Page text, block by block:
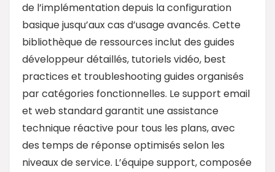
de l’implémentation depuis la configuration
basique jusqu’aux cas d’usage avancés. Cette
bibliothèque de ressources inclut des guides
développeur détaillés, tutoriels vidéo, best
practices et troubleshooting guides organisés
par catégories fonctionnelles. Le support email
et web standard garantit une assistance
technique réactive pour tous les plans, avec
des temps de réponse optimisés selon les
niveaux de service. L’équipe support, composée